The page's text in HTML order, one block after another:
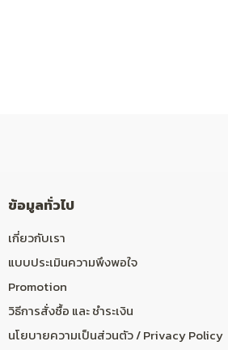
ข้อมูลทั่วไป
เกี่ยวกับเรา
แบบประเมินความพึงพอใจ
Promotion
วิธีการสั่งซื้อ และ ชำระเงิน
นโยบายความเป็นส่วนตัว / Privacy Policy